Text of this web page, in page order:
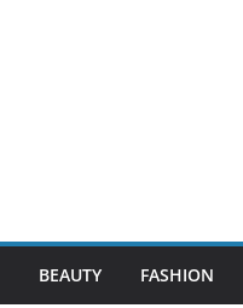
BEAUTY FASHION